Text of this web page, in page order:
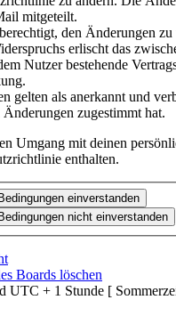
mitgeteilt.
den Änderungen zu
erlischt das
Nutzer bestehende
gelten als anerkannt und
zugestimmt hat.
Umgang mit deinen
enthalten.
Boards löschen
UTC + 1 Stunde [